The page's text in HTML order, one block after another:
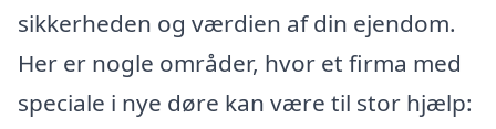
sikkerheden og værdien af din ejendom.
Her er nogle områder, hvor et firma med
speciale i nye døre kan være til stor hjælp: